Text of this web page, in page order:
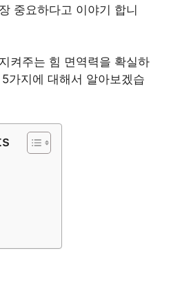
중요하다고 이야기 합니
켜주는 힘 면역력을 확실하
가지에 대해서 알아보겠습